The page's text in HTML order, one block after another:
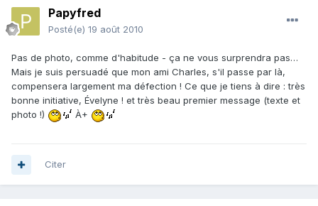
Papyfred
Posté(e) 19 août 2010
Pas de photo, comme d'habitude - ça ne vous surprendra pas…
Mais je suis persuadé que mon ami Charles, s'il passe par là,
compensera largement ma défection ! Ce que je tiens à dire : très
bonne initiative, Évelyne ! et très beau premier message (texte et
photo !)
À+
Citer